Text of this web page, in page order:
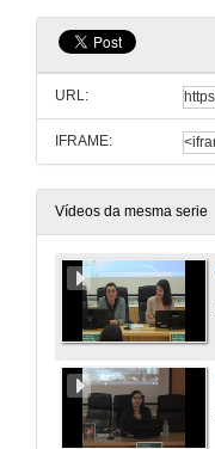
URL:
IFRAME:
Vídeos da mesma serie